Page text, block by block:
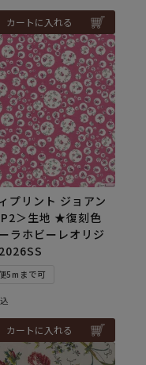
カートに入れる
プリント ジョアン
＞生地 ★復刻色
ーラホビーレオリジ
5mまで可
カートに入れる